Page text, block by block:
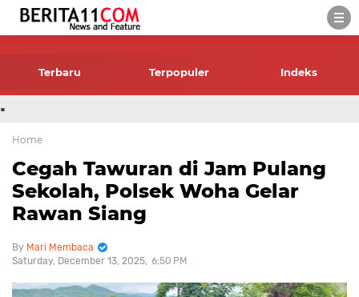
Terbaru Terpopuler Indeks
.
Home
Cegah Tawuran di Jam Pulang
Sekolah, Polsek Woha Gelar
Rawan Siang
Mari Membaca
Saturday, December 13, 2025 6:50 PM